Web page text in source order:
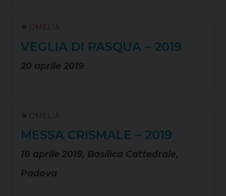
OMELIA
VEGLIA DI PASQUA – 2019
20 aprile 2019
OMELIA
MESSA CRISMALE – 2019
18 aprile 2019, Basilica Cattedrale,
Padova